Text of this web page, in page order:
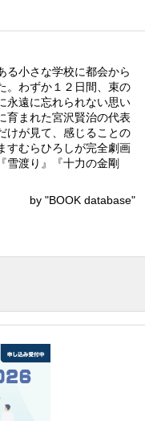
る小さな学校に都会から
。わずか１２日間、束の
永遠に忘れられない思い
育まれた宮沢賢治の代表
けが見て、感じることの
すむらひろしが完全劇画
雪渡り』『十力の金剛
by "BOOK database"